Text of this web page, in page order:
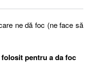
ne dă foc (ne face să
pentru a da foc